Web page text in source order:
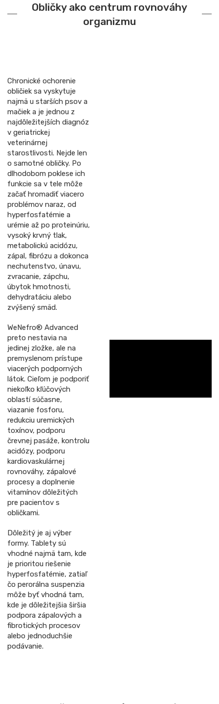
Obličky ako centrum rovnováhy
organizmu
Chronické ochorenie
obličiek sa vyskytuje
najmä u starších psov a
mačiek a je jednou z
najdôležitejších diagnóz
v geriatrickej
veterinárnej
starostlivosti. Nejde len
o samotné obličky. Po
dlhodobom poklese ich
funkcie sa v tele môže
začať hromadiť viacero
problémov naraz, od
hyperfosfatémie a
urémie až po proteinúriu,
vysoký krvný tlak,
metabolickú acidózu,
zápal, fibrózu a dokonca
nechutenstvo, únavu,
zvracanie, zápchu,
úbytok hmotnosti,
dehydratáciu alebo
zvýšený smäd.
WeNefro® Advanced
preto nestavia na
jedinej zložke, ale na
premyslenom prístupe
viacerých podporných
látok. Cieľom je podporiť
niekoľko kľúčových
oblastí súčasne,
viazanie fosforu,
redukciu uremických
toxínov, podporu
črevnej pasáže, kontrolu
acidózy, podporu
kardiovaskulárnej
rovnováhy, zápalové
procesy a doplnenie
vitamínov dôležitých
pre pacientov s
obličkami.
Dôležitý je aj výber
formy. Tablety sú
vhodné najmä tam, kde
je prioritou riešenie
hyperfosfatémie, zatiaľ
čo perorálna suspenzia
môže byť vhodná tam,
kde je dôležitejšia širšia
podpora zápalových a
fibrotických procesov
alebo jednoduchšie
podávanie.